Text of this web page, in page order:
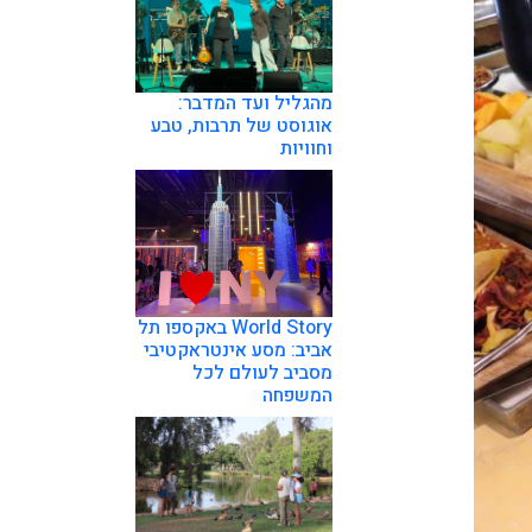
מהגליל ועד המדבר:
אוגוסט של תרבות, טבע
וחוויות
World Story באקספו תל
אביב: מסע אינטראקטיבי
מסביב לעולם לכל
המשפחה